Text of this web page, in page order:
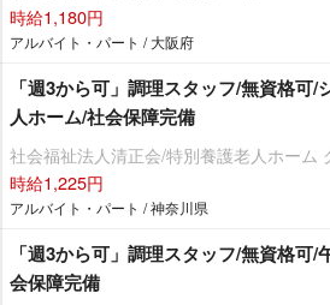
時給1,180円
アルバイト・パート / 大阪府
「週3から可」調理スタッフ/無資格可
人ホーム/社会保障完備
社会福祉法人清正会/特別養護老人ホーム
時給1,225円
アルバイト・パート / 神奈川県
「週3から可」調理スタッフ/無資格可
会保障完備